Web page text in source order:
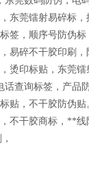
东莞镭射易碎标
签，顺序号防伪
易碎不干胶印刷
烫印标贴，东莞
话查询标签，产品
贴，不干胶防伪
不干胶商标，**